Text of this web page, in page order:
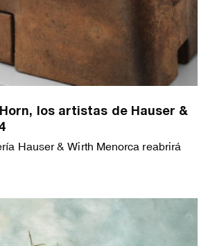
los artistas de Hauser &
Hauser & Wirth Menorca reabrirá